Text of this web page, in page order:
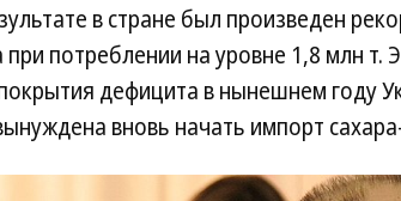
в стране был произведен
при потреблении на уровне 1,8 млн т.
дефицита в нынешнем году
вновь начать импорт